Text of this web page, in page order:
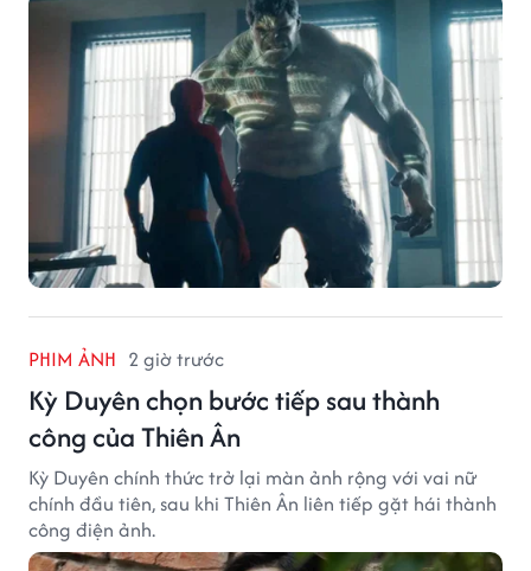
PHIM ẢNH 2 giờ trước
Kỳ Duyên chọn bước tiếp sau thành
công của Thiên Ân
Kỳ Duyên chính thức trở lại màn ảnh rộng với vai nữ
chính đầu tiên, sau khi Thiên Ân liên tiếp gặt hái thành
công điện ảnh.